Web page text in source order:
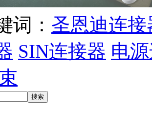
词： 圣恩迪连接
SIN连接器 电